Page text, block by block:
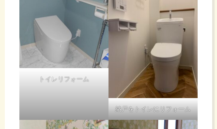
トイレリフォーム
納戸をトイレにリフォーム